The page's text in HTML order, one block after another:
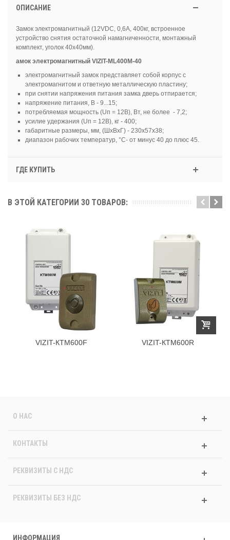
ОПИСАНИЕ
Замок электромагнитный (12VDC, 0,6А, 400кг, встроенное
устройство снятия остаточной намагниченности, монтажный
комплект, уголок 40х40мм).
амок электромагнитный VIZIT-ML400M-40
электромагнитный замок представляет собой корпус с
электромагнитом и ответную металлическую пластину;
при снятии напряжения питания замка дверь отпирается;
напряжение питания, В - 9...15;
потребляемая мощность (Uп = 12В), Вт, не более - 7,2;
усилие удержания (Uп = 12В), кг - 400;
габаритные размеры, мм, (ШхВхГ) - 230х57х38;
диапазон рабочих температур, °C- от минус 40 до плюс 45.
ГДЕ КУПИТЬ
В ЭТОЙ КАТЕГОРИИ 30 ТОВАРОВ:
VIZIT-КТМ600F VIZIT-КТМ600R
О НАС
КОНТАКТЫ
РЕКВИЗИТЫ C НДС
РЕКВИЗИТЫ БЕЗ НДС
ИНФОРМАЦИЯ